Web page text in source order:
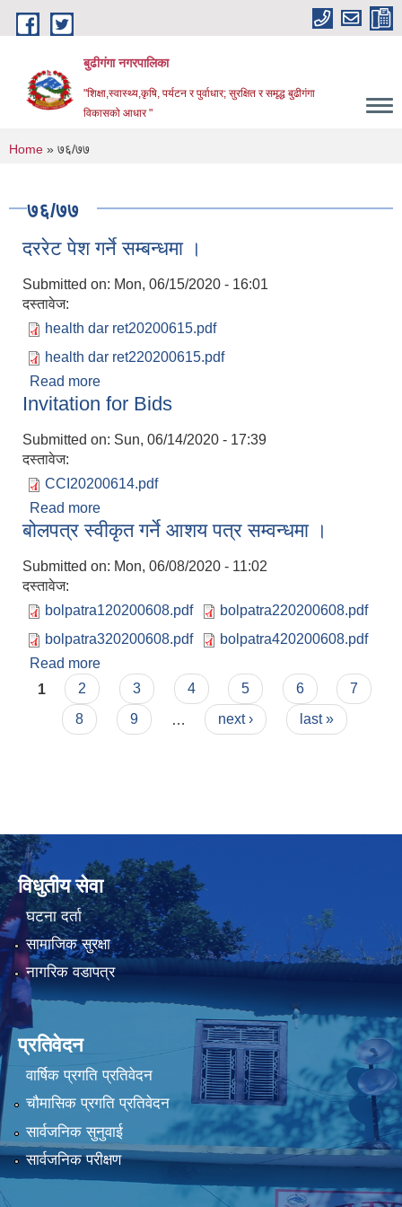
Skip to main content
बुढीगंगा नगरपालिका
"शिक्षा,स्वास्थ्य,कृषि, पर्यटन र पुर्वाधार; सुरक्षित र समृद्ध बुढीगंगा
विकासको आधार "
You are here
Home » ७६/७७
७६/७७
दररेट पेश गर्ने सम्बन्धमा ।
Submitted on: Mon, 06/15/2020 - 16:01
दस्तावेज:
health dar ret20200615.pdf
health dar ret220200615.pdf
Read more
Invitation for Bids
Submitted on: Sun, 06/14/2020 - 17:39
दस्तावेज:
CCI20200614.pdf
Read more
बोलपत्र स्वीकृत गर्ने आशय पत्र सम्वन्धमा ।
Submitted on: Mon, 06/08/2020 - 11:02
दस्तावेज:
bolpatra120200608.pdf
bolpatra220200608.pdf
bolpatra320200608.pdf
bolpatra420200608.pdf
Read more
Pages
1 2 3 4 5 6
7
8
9 next › last »
विधुतीय सेवा
घटना दर्ता
सामाजिक सुरक्षा
नागरिक वडापत्र
प्रतिवेदन
वार्षिक प्रगति प्रतिवेदन
चौमासिक प्रगति प्रतिवेदन
सार्वजनिक सुनुवाई
सार्वजनिक परीक्षण